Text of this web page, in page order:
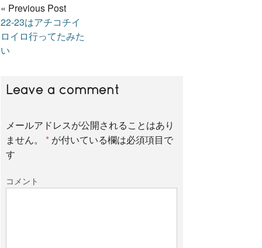
« Previous Post
22-23はアチコチイ
ロイロ行ってたみた
い
Leave a comment
メールアドレスが公開されることはあり
ません。
* が付いている欄は必須項目で
す
コメント